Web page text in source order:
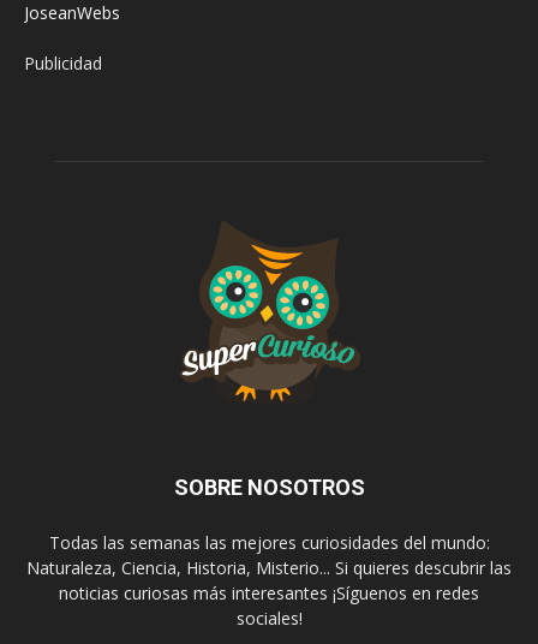
JoseanWebs
Publicidad
SOBRE NOSOTROS
Todas las semanas las mejores curiosidades del mundo:
Naturaleza, Ciencia, Historia, Misterio... Si quieres descubrir las
noticias curiosas más interesantes ¡Síguenos en redes
sociales!